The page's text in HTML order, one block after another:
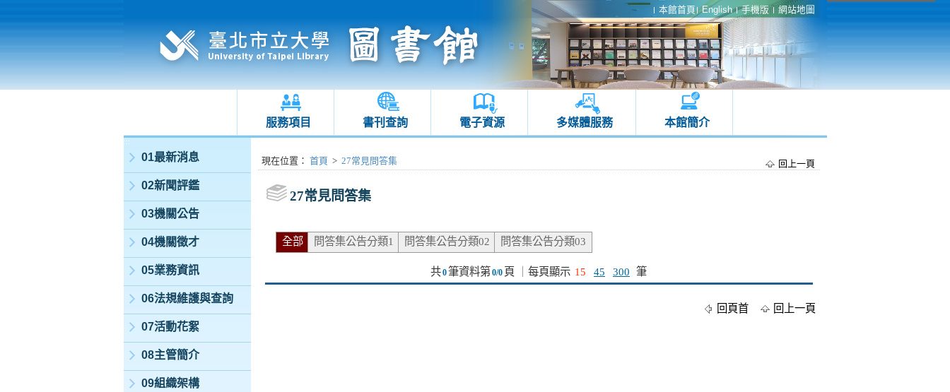
本館首頁 English 手機版 網站地圖
服務項目 書刊查詢 電子資源 多媒體服務 本館簡介
:::
01最新消息
02新聞評鑑
03機關公告
04機關徵才
05業務資訊
06法規維護與查詢
07活動花絮
08主管簡介
09組織架構
:::現在位置 ： 首頁 > 27常見問答集 回上一頁
27常見問答集
全部 問答集公告分類1 問答集公告分類02 問答集公告分類03
共0筆資料第 0/0 頁 每頁顯示 15 45 300 筆
回頁首 回上一頁